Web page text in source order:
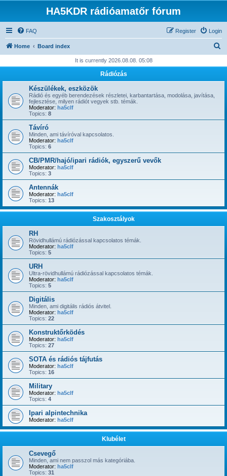
HA5KDR rádióamatőr fórum
FAQ Login
Register
Home Board index
r
It is currently 2026.08.08. 05:08
Rádiózás
Készülékek, eszközök
Rádió és egyéb berendezések részletei, karbantartása, modolása, javítása,
fejlesztése, milyen rádiót vegyek stb. témák.
Moderator: ha5clf
Topics: 8
Távíró
Minden, ami távíróval kapcsolatos.
Moderator: ha5clf
Topics: 6
CB/PMR/hajó/ipari rádiók, egyszerű vevők
Moderator: ha5clf
Topics: 3
Antennák
Moderator: ha5clf
Topics: 13
Szakosztályok
RH
Rövidhullámú rádiózással kapcsolatos témák.
Moderator: ha5clf
Topics: 5
URH
Ultra-rövidhullámú rádiózással kapcsolatos témák.
Moderator: ha5clf
Topics: 5
Digitális
Minden, ami digitális rádiós átvitel.
Moderator: ha5clf
Topics: 22
Konstruktőrködés
Moderator: ha5clf
Topics: 27
SOTA és rádiós tájfutás
Moderator: ha5clf
Topics: 16
Military
Moderator: ha5clf
Topics: 4
Ipari alpintechnika
Moderator: ha5clf
Klubélet
Csevegő
Minden, ami nem passzol más kategóriába.
Moderator: ha5clf
Topics: 31